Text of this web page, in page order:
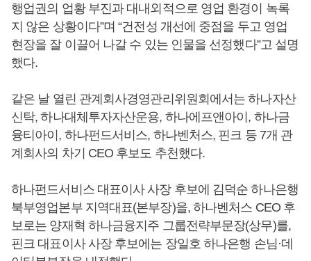
행업권의 업황 부진과 대내외적으로 영업 환경이 녹록
지 않은 상황이다”며 “건전성 개선에 중점을 두고 영업
현장을 잘 이끌어 나갈 수 있는 인물을 선정했다”고 설명
했다.
같은 날 열린 관계회사경영관리위원회에서는 하나자산
신탁, 하나대체투자자산운용, 하나에프앤아이, 하나금
융티아이, 하나펀드서비스, 하나벤처스, 핀크 등 7개 관
계회사의 차기 CEO 후보도 추천했다.
하나펀드서비스 대표이사 사장 후보에 김덕순 하나은행
북부영업본부 지역대표(본부장)을, 하나벤처스 CEO 후
보로는 양재혁 하나금융지주 그룹전략부문장(상무)를,
핀크 대표이사 사장 후보에는 장일호 하나은행 손님·데